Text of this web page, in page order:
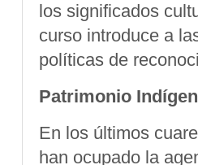
los significados
curso introduce a
políticas de
Patrimonio
En los últimos
han ocupado la